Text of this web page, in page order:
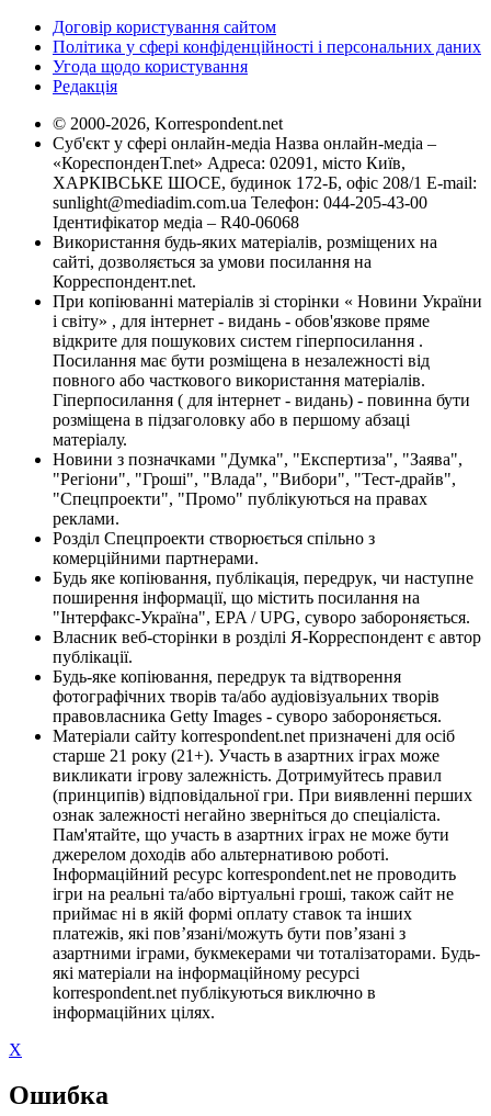
Договір користування сайтом
Політика у сфері конфіденційності і персональних даних
Угода щодо користування
Редакція
© 2000-2026, Korrespondent.net
Суб'єкт у сфері онлайн-медіа Назва онлайн-медіа –
«КореспонденТ.net» Адреса: 02091, місто Київ,
ХАРКІВСЬКЕ ШОСЕ, будинок 172-Б, офіс 208/1 E-mail:
sunlight@mediadim.com.ua Телефон: 044-205-43-00
Ідентифікатор медіа – R40-06068
Використання будь-яких матеріалів, розміщених на
сайті, дозволяється за умови посилання на
Корреспондент.net.
При копіюванні матеріалів зі сторінки « Новини України
і світу» , для інтернет - видань - обов'язкове пряме
відкрите для пошукових систем гіперпосилання .
Посилання має бути розміщена в незалежності від
повного або часткового використання матеріалів.
Гіперпосилання ( для інтернет - видань) - повинна бути
розміщена в підзаголовку або в першому абзаці
матеріалу.
Новини з позначками "Думка", "Експертиза", "Заява",
"Регіони", "Гроші", "Влада", "Вибори", "Тест-драйв",
"Спецпроекти", "Промо" публікуються на правах
реклами.
Розділ Спецпроекти створюється спільно з
комерційними партнерами.
Будь яке копіювання, публікація, передрук, чи наступне
поширення інформації, що містить посилання на
"Інтерфакс-Україна", EPA / UPG, суворо забороняється.
Власник веб-сторінки в розділі Я-Корреспондент є автор
публікації.
Будь-яке копіювання, передрук та відтворення
фотографічних творів та/або аудіовізуальних творів
правовласника Getty Images - суворо забороняється.
Матеріали сайту korrespondent.net призначені для осіб
старше 21 року (21+). Участь в азартних іграх може
викликати ігрову залежність. Дотримуйтесь правил
(принципів) відповідальної гри. При виявленні перших
ознак залежності негайно зверніться до спеціаліста.
Пам'ятайте, що участь в азартних іграх не може бути
джерелом доходів або альтернативою роботі.
Інформаційний ресурс korrespondent.net не проводить
ігри на реальні та/або віртуальні гроші, також сайт не
приймає ні в якій формі оплату ставок та інших
платежів, які пов’язані/можуть бути пов’язані з
азартними іграми, букмекерами чи тоталізаторами. Будь-
які матеріали на інформаційному ресурсі
korrespondent.net публікуються виключно в
інформаційних цілях.
X
Ошибка